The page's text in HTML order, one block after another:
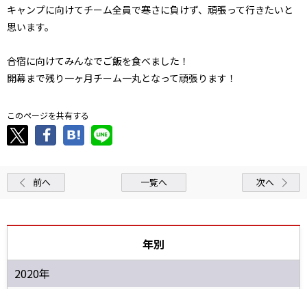
キャンプに向けてチーム全員で寒さに負けず、頑張って行きたいと
思います。
合宿に向けてみんなでご飯を食べました！
開幕まで残り一ヶ月チーム一丸となって頑張ります！
このページを共有する
前へ 一覧へ 次へ
年別
2020年